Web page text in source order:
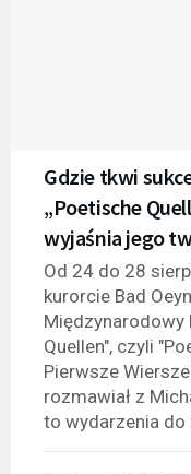
Gdzie tkwi
„Poetische
wyjaśnia jego
Od 24 do 28
kurorcie Bad
Międzynarodowy
Quellen", czyli
Pierwsze
rozmawiał z
to wydarzenia do